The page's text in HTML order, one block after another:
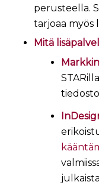
perusteella.
tarjoaa myös
Mitä